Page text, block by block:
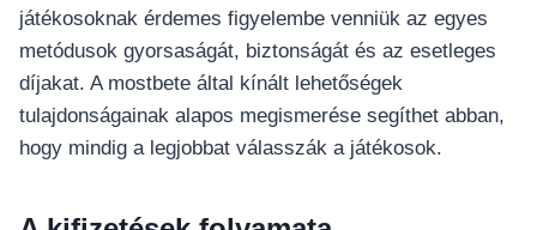
játékosoknak érdemes figyelembe venniük az egyes
metódusok gyorsaságát, biztonságát és az esetleges
díjakat. A mostbete által kínált lehetőségek
tulajdonságainak alapos megismerése segíthet abban,
hogy mindig a legjobbat válasszák a játékosok.